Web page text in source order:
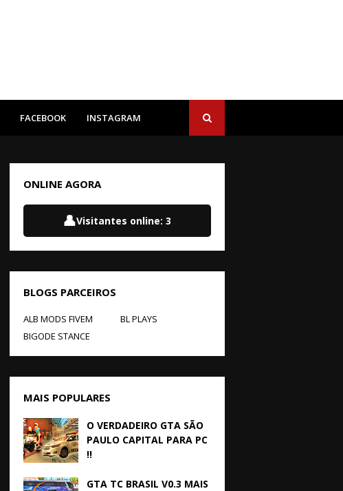
FACEBOOK INSTAGRAM
ONLINE AGORA
👤Visitantes online:3
BLOGS PARCEIROS
ALB MODS FIVEM
BL PLAYS
BIGODE STANCE
MAIS POPULARES
O VERDADEIRO GTA SÃO
PAULO CAPITAL PARA PC
!!
GTA TC BRASIL V0.3 MAIS